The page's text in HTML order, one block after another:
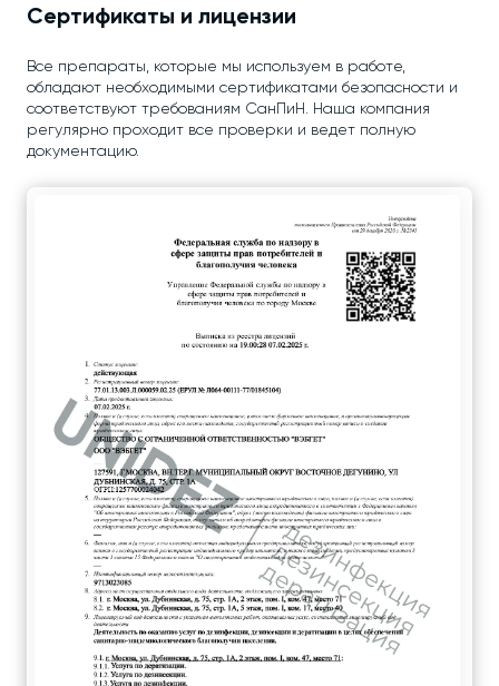
Сертификаты и лицензии
Все препараты, которые мы используем в работе,
обладают необходимыми сертификатами безопасности и
соответствуют требованиям СанПиН. Наша компания
регулярно проходит все проверки и ведет полную
документацию.